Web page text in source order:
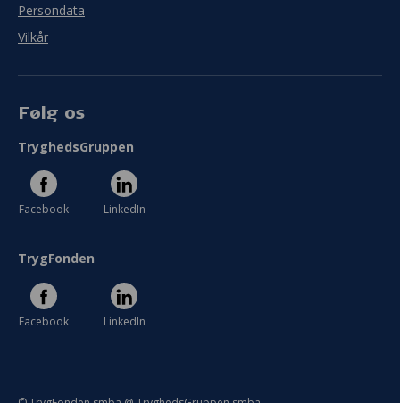
Persondata
Vilkår
Følg os
TryghedsGruppen
Facebook LinkedIn
TrygFonden
Facebook LinkedIn